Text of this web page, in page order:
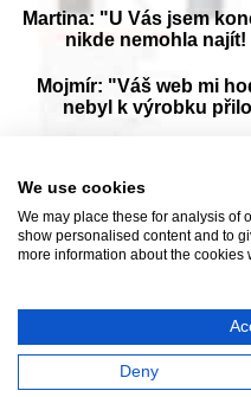
Martina: "U Vás jsem
nikde nemohla
Mojmír: "Váš web mi
nebyl k výrobku
Prohlížejte návody k obsluze v
We use cookies
We may place these for analysis of
show personalised content and to
more information about the cookies
Deny